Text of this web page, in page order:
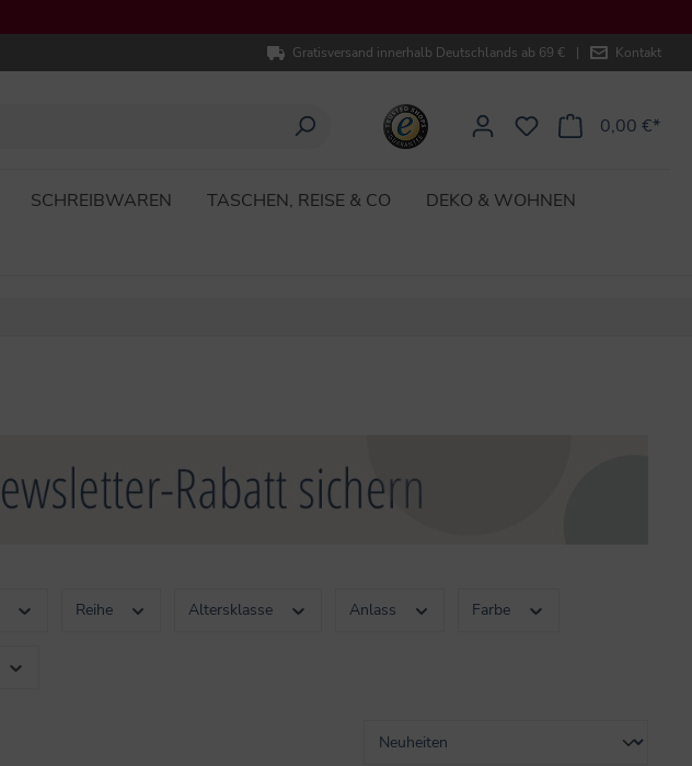
Gratisversand innerhalb Deutschlands ab 69 € | Kontakt
0,00 €*
SCHREIBWAREN TASCHEN, REISE & CO
DEKO & WOHNEN
Reihe Altersklasse Anlass Farbe